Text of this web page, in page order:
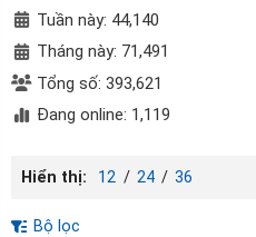
Tuần này: 44,140
Tháng này: 71,491
Tổng số: 393,621
Đang online: 1,119
Hiển thị: 12 / 24 / 36
Bộ lọc